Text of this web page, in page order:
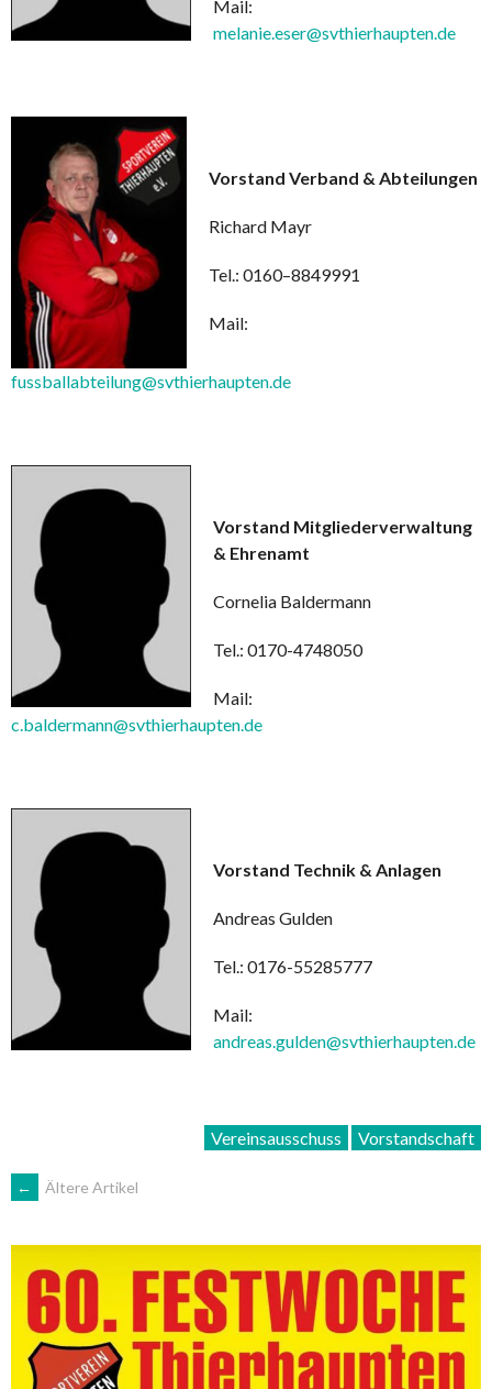
Mail:
melanie.eser@svthierhaupten.de
Vorstand Verband & Abteilungen
Richard Mayr
Tel.: 0160–8849991
Mail:
fussballabteilung@svthierhaupten.de
Vorstand Mitgliederverwaltung
& Ehrenamt
Cornelia Baldermann
Tel.: 0170-4748050
Mail:
c.baldermann@svthierhaupten.de
Vorstand Technik & Anlagen
Andreas Gulden
Tel.: 0176-55285777
Mail:
andreas.gulden@svthierhaupten.de
Vereinsausschuss Vorstandschaft
BEITRAGSNAVIGATION
← Ältere Artikel